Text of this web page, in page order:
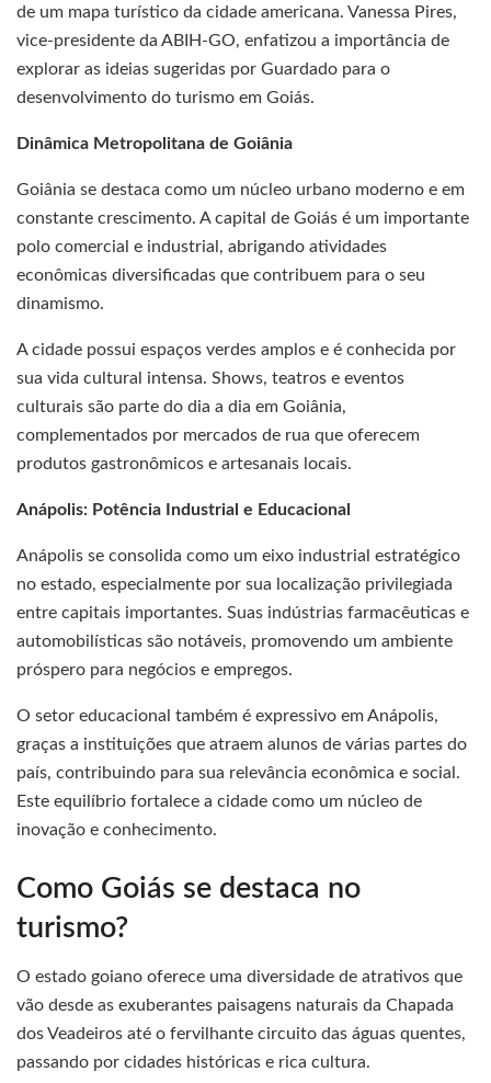
de um mapa turístico da cidade americana. Vanessa Pires,
vice-presidente da ABIH-GO, enfatizou a importância de
explorar as ideias sugeridas por Guardado para o
desenvolvimento do turismo em Goiás.
Dinâmica Metropolitana de Goiânia
Goiânia se destaca como um núcleo urbano moderno e em
constante crescimento. A capital de Goiás é um importante
polo comercial e industrial, abrigando atividades
econômicas diversificadas que contribuem para o seu
dinamismo.
A cidade possui espaços verdes amplos e é conhecida por
sua vida cultural intensa. Shows, teatros e eventos
culturais são parte do dia a dia em Goiânia,
complementados por mercados de rua que oferecem
produtos gastronômicos e artesanais locais.
Anápolis: Potência Industrial e Educacional
Anápolis se consolida como um eixo industrial estratégico
no estado, especialmente por sua localização privilegiada
entre capitais importantes. Suas indústrias farmacêuticas e
automobilísticas são notáveis, promovendo um ambiente
próspero para negócios e empregos.
O setor educacional também é expressivo em Anápolis,
graças a instituições que atraem alunos de várias partes do
país, contribuindo para sua relevância econômica e social.
Este equilíbrio fortalece a cidade como um núcleo de
inovação e conhecimento.
Como Goiás se destaca no
turismo?
O estado goiano oferece uma diversidade de atrativos que
vão desde as exuberantes paisagens naturais da Chapada
dos Veadeiros até o fervilhante circuito das águas quentes,
passando por cidades históricas e rica cultura.